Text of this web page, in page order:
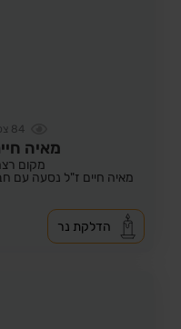
84
מאיה
מקום
מאיה חיים ז"ל נסעה עם
הדלקת נר